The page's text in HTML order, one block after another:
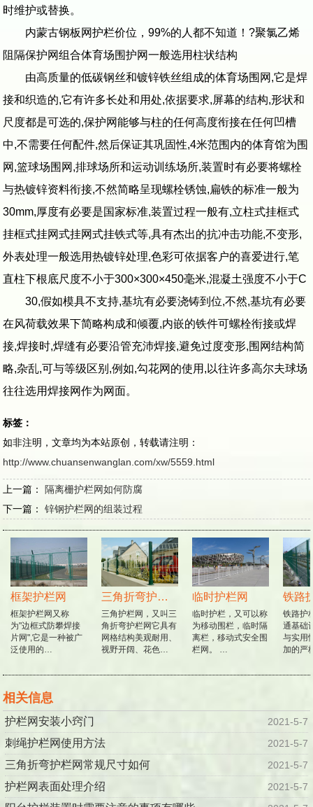
时维护或替换。
内蒙古钢板网护栏价位，99%的人都不知道！?聚氯乙烯
阻隔保护网组合体育场围护网一般选用柱状结构
由高质量的低碳钢丝和镀锌铁丝组成的体育场围网,它是焊
接和织造的,它有许多长处和用处,依据要求,屏幕的结构,形状和
尺度都是可选的,保护网能够与柱的任何高度衔接在任何凹槽
中,不需要任何配件,然后保证其巩固性,4米范围内的体育馆为围
网,篮球场围网,排球场所和运动训练场所,装置时有必要将螺栓
与热镀锌资料衔接,不然简略呈现螺栓锈蚀,扁铁的标准一般为
30mm,厚度有必要是国家标准,装置过程一般有,立柱式挂框式
挂框式挂网式挂网式挂铁式等,具有杰出的抗冲击功能,不变形,
外表处理一般选用热镀锌处理,色彩可依据客户的喜爱进行,笔
直柱下根底尺度不小于300×300×450毫米,混凝土强度不小于C
30,假如模具不支持,基坑有必要浇铸到位,不然,基坑有必要
在风荷载效果下简略构成和倾覆,内嵌的铁件可螺栓衔接或焊
接,焊接时,焊缝有必要沿管充沛焊接,避免过度变形,围网结构简
略,杂乱,可与等级区别,例如,勾花网的使用,以往许多高尔夫球场
往往选用焊接网作为网面。
标签：
如非注明，文章均为本站原创，转载请注明：
http://www.chuansenwanglan.com/xw/5559.html
上一篇： 隔离栅护栏网如何防腐
下一篇：锌钢护栏网的组装过程
框架护栏网
框架护栏网又称
为"边框式防攀焊接
片网",它是一种被广
泛使用的…
三角折弯护栏网
三角护栏网，又叫三
角折弯护栏网它具有
网格结构美观耐用、
视野开阔、花色…
临时护栏网
临时护栏，又可以称
为移动围栏，临时隔
离栏，移动式安全围
栏网。 …
铁路
铁路护
通基础
与实用
加的严
相关信息
护栏网安装小窍门 2021-5-7
刺绳护栏网使用方法 2021-5-7
三角折弯护栏网常规尺寸如何 2021-5-7
护栏网表面处理介绍 2021-5-7